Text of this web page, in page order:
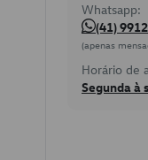
Whatsapp:
(41)
(apenas
Horário de
Segunda à